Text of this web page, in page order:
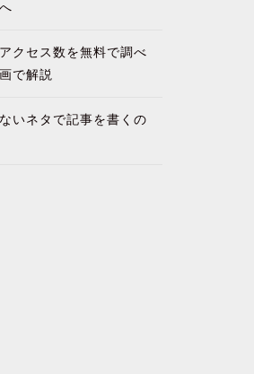
クセス数を無料で調べ
で解説
いネタで記事を書くの